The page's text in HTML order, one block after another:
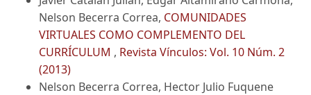
Nelson Becerra Correa, COMUNIDADES
VIRTUALES COMO COMPLEMENTO DEL
CURRÍCULUM , Revista Vínculos: Vol. 10 Núm. 2
(2013)
Nelson Becerra Correa, Hector Julio Fuquene